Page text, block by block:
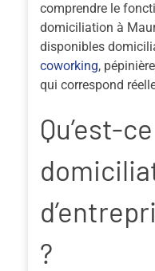
comprendre le
domiciliation à
disponibles
coworking,
qui correspond
Qu’est-
?